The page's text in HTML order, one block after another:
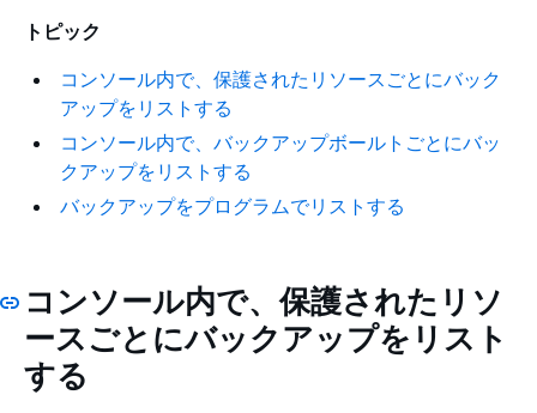
トピック
コンソール内で、保護されたリソースごとにバック
アップをリストする
コンソール内で、バックアップボールトごとにバッ
クアップをリストする
バックアップをプログラムでリストする
コンソール内で、保護されたリソ
ースごとにバックアップをリスト
する